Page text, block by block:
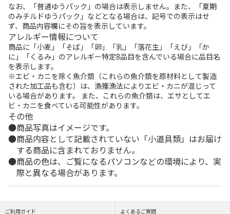
なお、「普通ゆうパック」の場合は表示しません。また、「夏期
のみチルドゆうパック」などとなる場合は、記号での表示はせ
ず、商品内容欄にその旨を表示しています。
アレルギー情報について
商品に「小麦」「そば」「卵」「乳」「落花生」「えび」「か
に」「くるみ」のアレルギー特定8品目を含んでいる場合に品目名
を表示します。
※エビ・カニを除く魚介類（これらの魚介類を原材料として製造
された加工品も含む）は、漁獲漁法によりエビ・カニが混じって
いる場合があります。 また、これらの魚介類は、エサとしてエ
ビ・カニを食べている可能性があります。
その他
商品写真はイメージです。
商品内容として記載されていない「小道具類」はお届け
する商品に含まれておりません。
商品の色は、ご覧になるパソコンなどの環境により、実
際と異なる場合があります。
ご利用ガイド よくあるご質問